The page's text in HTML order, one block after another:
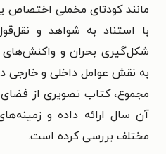
مانند کودتای مخملی اختصاص
با استناد به شواهد و
شکل‌گیری بحران و واکنش‌های
به نقش عوامل داخلی و خارجی
مجموع، کتاب تصویری از
آن سال ارائه داده و
مختلف بررسی کرده است.